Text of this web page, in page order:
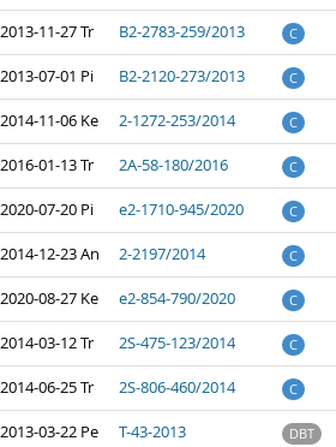
2013-11-27 Tr B2-2783-259/2013 C
2013-07-01 Pi B2-2120-273/2013 C
2014-11-06 Ke 2-1272-253/2014 C
2016-01-13 Tr 2A-58-180/2016 C
2020-07-20 Pi e2-1710-945/2020 C
2014-12-23 An 2-2197/2014 C
2020-08-27 Ke e2-854-790/2020 C
2014-03-12 Tr 2S-475-123/2014 C
2014-06-25 Tr 2S-806-460/2014 C
2013-03-22 Pe T-43-2013 DBT